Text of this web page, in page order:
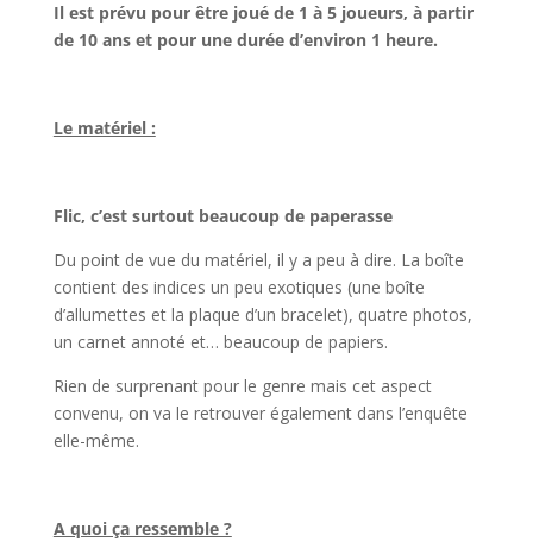
Il est prévu pour être joué de 1 à 5 joueurs, à partir
de 10 ans et pour une durée d’environ 1 heure.
Le matériel :
Flic, c’est surtout beaucoup de paperasse
Du point de vue du matériel, il y a peu à dire. La boîte
contient des indices un peu exotiques (une boîte
d’allumettes et la plaque d’un bracelet), quatre photos,
un carnet annoté et… beaucoup de papiers.
Rien de surprenant pour le genre mais cet aspect
convenu, on va le retrouver également dans l’enquête
elle-même.
A quoi ça ressemble ?